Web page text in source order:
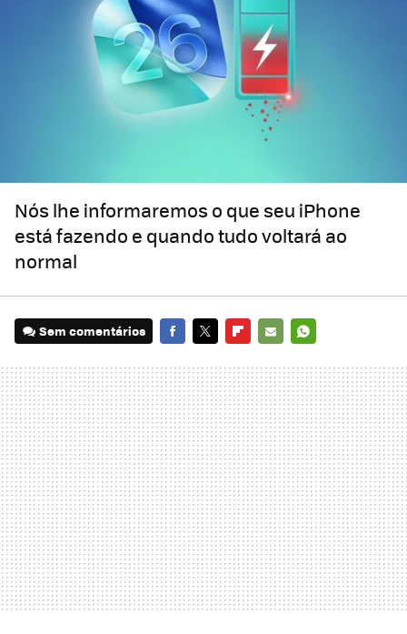
Nós lhe informaremos o que seu iPhone
está fazendo e quando tudo voltará ao
normal
Sem comentários
MAIL